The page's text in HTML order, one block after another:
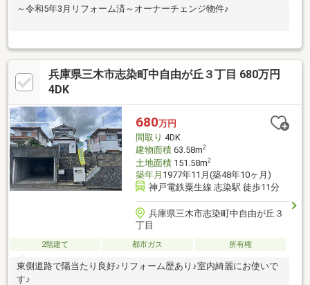
～令和5年3月リフォーム済～オーナーチェンジ物件♪
兵庫県三木市志染町中自由が丘３丁目 680万円
4DK
680万円
間取り 4DK
建物面積63.58m2
土地面積151.58m2
築年月 1977年11月(築48年10ヶ月)
神戸電鉄粟生線 志染駅 徒歩11分
兵庫県三木市志染町中自由が丘３
丁目
2階建て 都市ガス 所有権
東側道路で陽当たり良好♪リフォーム歴あり♪室内綺麗にお使いで
す♪